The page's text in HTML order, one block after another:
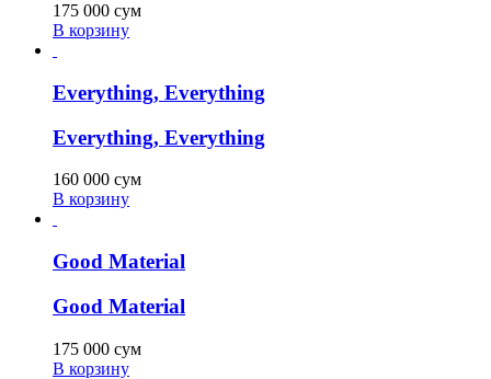
175 000 сум
В корзину
Everything, Everything
Everything, Everything
160 000 сум
В корзину
Good Material
Good Material
175 000 сум
В корзину